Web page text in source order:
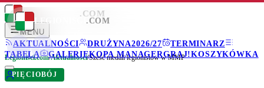
LEGIONISCI .COM
MENU
AKTUALNOŚCI
DRUŻYNA2026/27
TERMINARZ
TABELA
GALERIEKOPA MANAGERGRAJ!KOSZYKÓWKA
LEGIONISCI .COM
Legionisci.com/Aktualności/Sześć medali legionistów w MMP
PIĘCIOBÓJ